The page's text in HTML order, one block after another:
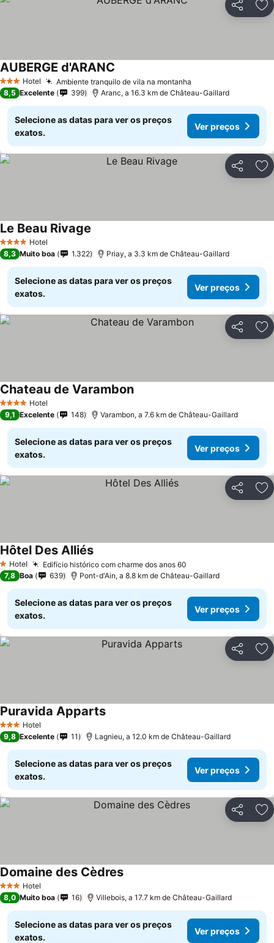
Partilhar
3 EstrelasHotel Ambiente tranquilo de vila na montanha
AUBERGE d'ARANC
8,5 Excelente 399 Aranc, a 16.3 km de Château-Gaillard
Selecione as datas para ver os preços
exatos.
Ver preços
Partilhar
4 EstrelasHotel
Le Beau Rivage
8,3 Muito boa 1.322 Priay, a 3.3 km de Château-Gaillard
Selecione as datas para ver os preços
exatos.
Ver preços
Partilhar
4 EstrelasHotel
Chateau de Varambon
9,1 Excelente 148 Varambon, a 7.6 km de Château-Gaillard
Selecione as datas para ver os preços
exatos.
Ver preços
Partilhar
1 Estrelas
Hotel Edifício histórico com charme dos anos 60
Hôtel Des Alliés
7,8 Boa 639 Pont-d'Ain, a 8.8 km de Château-Gaillard
Selecione as datas para ver os preços
exatos.
Ver preços
Partilhar
3 EstrelasHotel
Puravida Apparts
9,8 Excelente 11 Lagnieu, a 12.0 km de Château-Gaillard
Selecione as datas para ver os preços
exatos.
Ver preços
Partilhar
3 EstrelasHotel
Domaine des Cèdres
8,0 Muito boa 16 Villebois, a 17.7 km de Château-Gaillard
Selecione as datas para ver os preços
exatos.
Ver preços